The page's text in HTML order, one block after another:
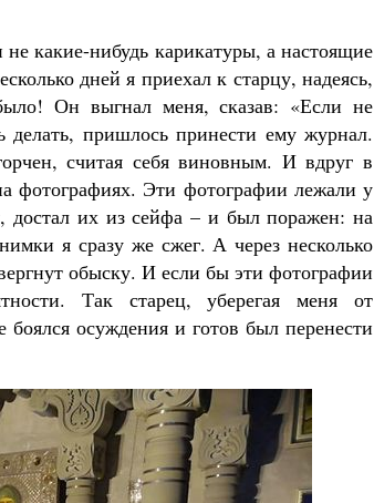
какие-нибудь карикатуры, а настоящие
дней я приехал к старцу, надеясь,
Он выгнал меня, сказав: «Если не
делать, пришлось принести ему журнал.
считая себя виновным. И вдруг в
фотографиях. Эти фотографии лежали у
достал их из сейфа – и был поражен: на
я сразу же сжег. А через несколько
обыску. И если бы эти фотографии
Так старец, уберегая меня от
осуждения и готов был перенести